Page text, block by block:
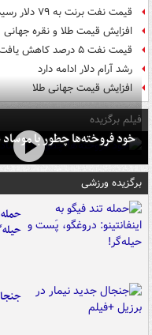
قیمت نفت برنت به ۷۹ دلار رسید
افزایش قیمت طلا و نقره جهانی
قیمت نفت ۵ درصد کاهش یافت
رشد آرام دلار ادامه دارد
افزایش قیمت جهانی طلا
فیلم برگزیده
خود فروخته‌ها چطور با
برگزیده ورزشی